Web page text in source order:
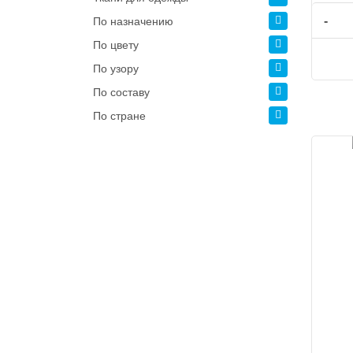
-
По назначению
По цвету
По узору
По составу
По стране